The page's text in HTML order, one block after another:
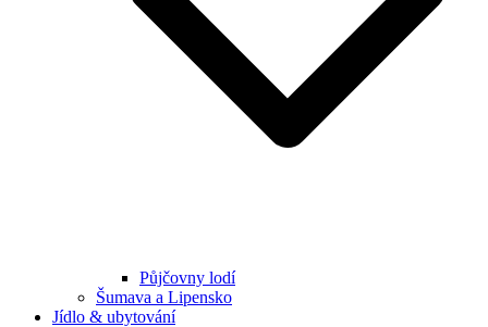
Půjčovny lodí
Šumava a Lipensko
Jídlo & ubytování